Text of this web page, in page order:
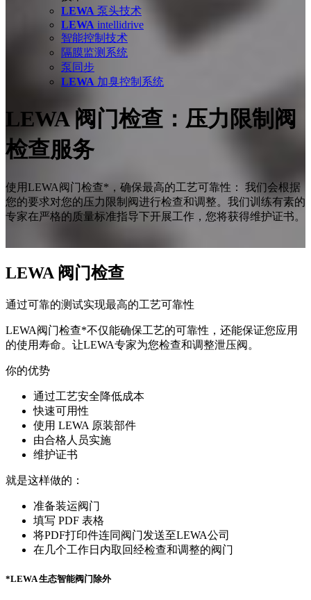
LEWA 泵头技术
LEWA intellidrive
智能控制技术
隔膜监测系统
泵同步
LEWA 加臭控制系统
LEWA 阀门检查：压力限制阀
检查服务
使用LEWA阀门检查*，确保最高的工艺可靠性： 我们会根据
您的要求对您的压力限制阀进行检查和调整。我们训练有素的
专家在严格的质量标准指导下开展工作，您将获得维护证书。
LEWA 阀门检查
通过可靠的测试实现最高的工艺可靠性
LEWA阀门检查*不仅能确保工艺的可靠性，还能保证您应用
的使用寿命。让LEWA专家为您检查和调整泄压阀。
你的优势
通过工艺安全降低成本
快速可用性
使用 LEWA 原装部件
由合格人员实施
维护证书
就是这样做的：
准备装运阀门
填写 PDF 表格
将PDF打印件连同阀门发送至LEWA公司
在几个工作日内取回经检查和调整的阀门
*LEWA 生态智能阀门除外